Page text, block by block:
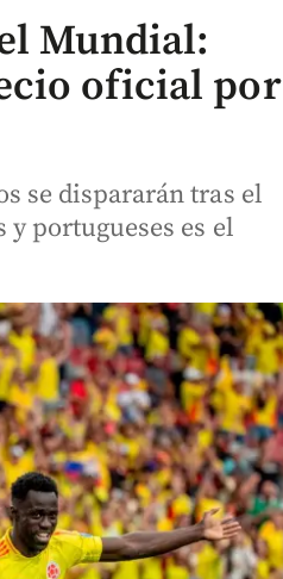
Mundial:
oficial por
se dispararán tras el
portugueses es el